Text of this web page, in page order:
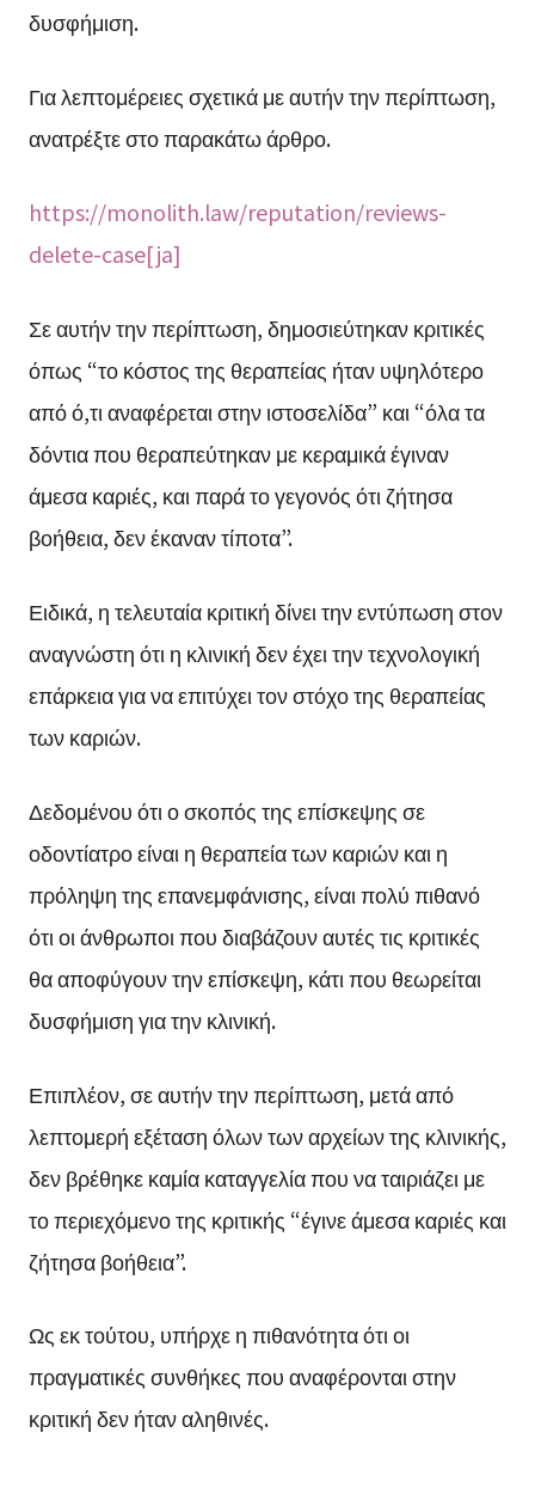
δυσφήμιση.
Για λεπτομέρειες σχετικά με αυτήν την περίπτωση,
ανατρέξτε στο παρακάτω άρθρο.
https://monolith.law/reputation/reviews-
delete-case[ja]
Σε αυτήν την περίπτωση, δημοσιεύτηκαν κριτικές
όπως “το κόστος της θεραπείας ήταν υψηλότερο
από ό,τι αναφέρεται στην ιστοσελίδα” και “όλα τα
δόντια που θεραπεύτηκαν με κεραμικά έγιναν
άμεσα καριές, και παρά το γεγονός ότι ζήτησα
βοήθεια, δεν έκαναν τίποτα”.
Ειδικά, η τελευταία κριτική δίνει την εντύπωση στον
αναγνώστη ότι η κλινική δεν έχει την τεχνολογική
επάρκεια για να επιτύχει τον στόχο της θεραπείας
των καριών.
Δεδομένου ότι ο σκοπός της επίσκεψης σε
οδοντίατρο είναι η θεραπεία των καριών και η
πρόληψη της επανεμφάνισης, είναι πολύ πιθανό
ότι οι άνθρωποι που διαβάζουν αυτές τις κριτικές
θα αποφύγουν την επίσκεψη, κάτι που θεωρείται
δυσφήμιση για την κλινική.
Επιπλέον, σε αυτήν την περίπτωση, μετά από
λεπτομερή εξέταση όλων των αρχείων της κλινικής,
δεν βρέθηκε καμία καταγγελία που να ταιριάζει με
το περιεχόμενο της κριτικής “έγινε άμεσα καριές και
ζήτησα βοήθεια”.
Ως εκ τούτου, υπήρχε η πιθανότητα ότι οι
πραγματικές συνθήκες που αναφέρονται στην
κριτική δεν ήταν αληθινές.